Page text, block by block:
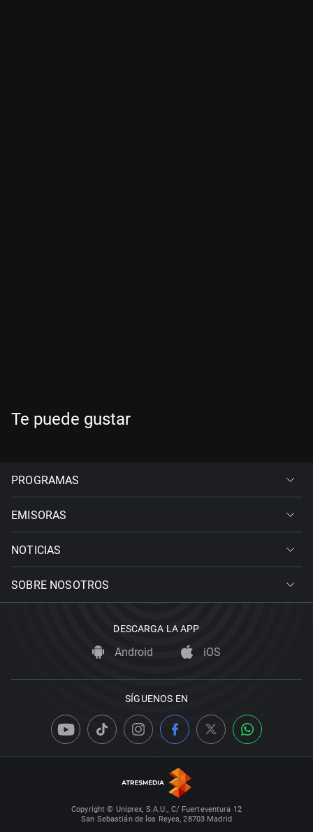
Te puede gustar
PROGRAMAS
EMISORAS
NOTICIAS
SOBRE NOSOTROS
DESCARGA LA APP
Android iOS
SÍGUENOS EN
Copyright © Uniprex, S.A.U., C/ Fuerteventura 12
San Sebastián de los Reyes, 28703 Madrid